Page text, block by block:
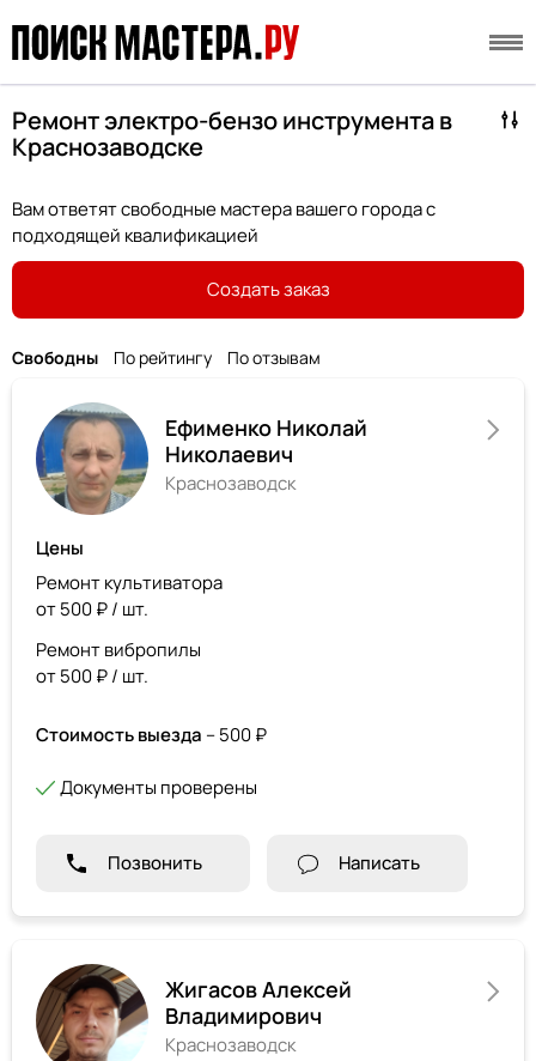
Ремонт электро-бензо инструмента в
Краснозаводске
Вам ответят свободные мастера вашего города с
подходящей квалификацией
Создать заказ
Свободны По рейтингу По отзывам
Ефименко Николай
Николаевич
Краснозаводск
Цены
Ремонт культиватора
от 500 ₽ / шт.
Ремонт вибропилы
от 500 ₽ / шт.
Стоимость выезда – 500 ₽
Документы проверены
Позвонить Написать
Жигасов Алексей
Владимирович
Краснозаводск